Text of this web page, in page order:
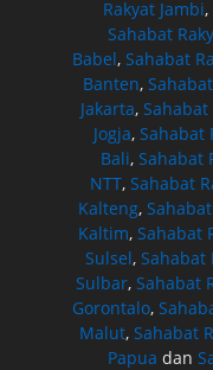
Rakyat Jambi,
Sahabat
Babel,Sahabat
Banten,
Jakarta, Sahabat
Jogja, Sahabat
Bali,Sahabat
NTT,Sahabat
Kalteng,
Kaltim,Sahabat
Sulsel, Sahabat
Sulbar,Sahabat
Gorontalo,
Malut,Sahabat
Papua dan